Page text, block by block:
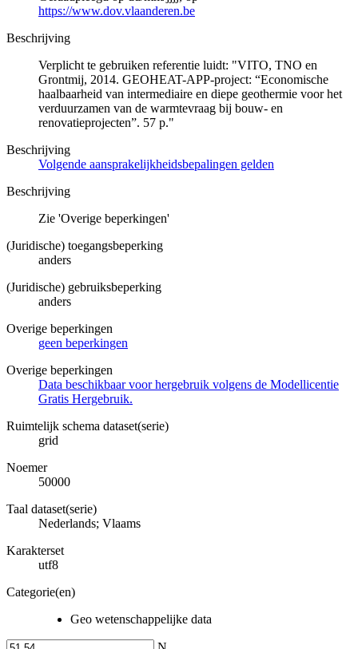
https://www.dov.vlaanderen.be
Beschrijving
Verplicht te gebruiken referentie luidt: "VITO, TNO en
Grontmij, 2014. GEOHEAT-APP-project: “Economische
haalbaarheid van intermediaire en diepe geothermie voor het
verduurzamen van de warmtevraag bij bouw- en
renovatieprojecten”. 57 p."
Beschrijving
Volgende aansprakelijkheidsbepalingen gelden
Beschrijving
Zie 'Overige beperkingen'
(Juridische) toegangsbeperking
anders
(Juridische) gebruiksbeperking
anders
Overige beperkingen
geen beperkingen
Overige beperkingen
Data beschikbaar voor hergebruik volgens de Modellicentie
Gratis Hergebruik.
Ruimtelijk schema dataset(serie)
grid
Noemer
50000
Taal dataset(serie)
Nederlands; Vlaams
Karakterset
utf8
Categorie(en)
Geo wetenschappelijke data